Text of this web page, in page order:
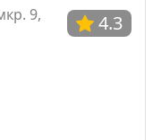
4.3
9,